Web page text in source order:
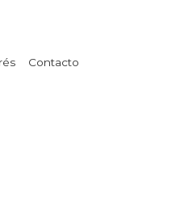
Contacto